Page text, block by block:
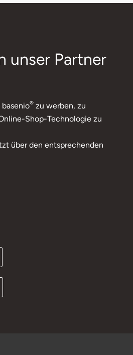
unser Partner
® zu werben, zu
Shop-Technologie zu
über den entsprechenden